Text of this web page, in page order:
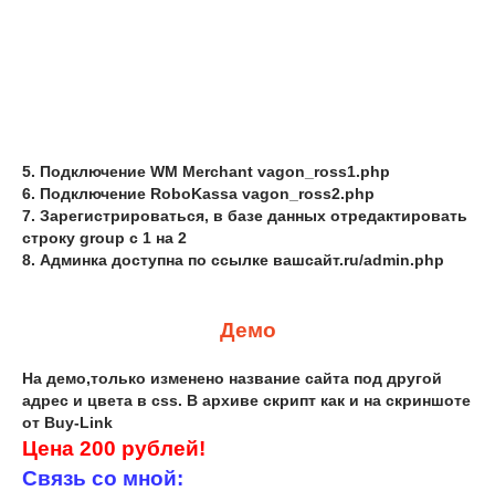
5. Подключение WM Merchant vagon_ross1.php
6. Подключение RoboKassa vagon_ross2.php
7. Зарегистрироваться, в базе данных отредактировать
строку group с 1 на 2
8. Админка доступна по ссылке вашсайт.ru/admin.php
Демо
На демо,только изменено название сайта под другой
адрес и цвета в css. В архиве скрипт как и на скриншоте
от Buy-Link
Цена 200 рублей!
Связь со мной: